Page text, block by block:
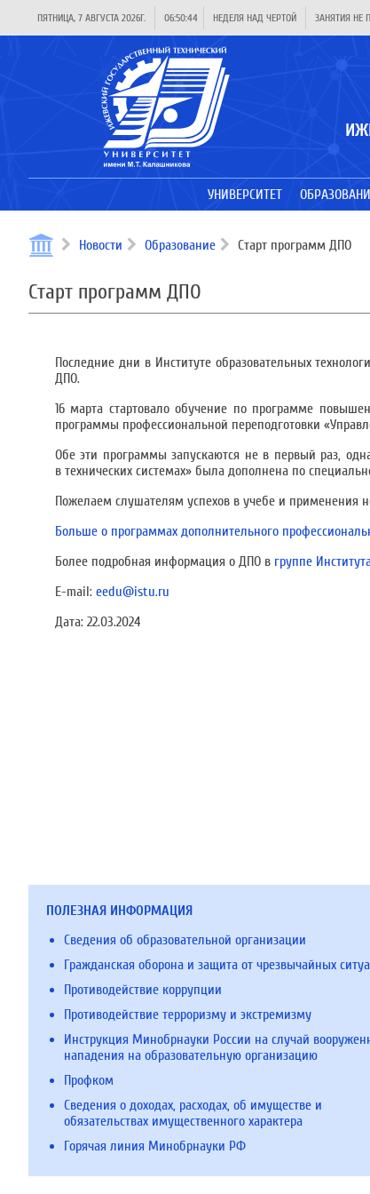
ПЯТНИЦА, 7 АВГУСТА 2026Г. 06:50:45 НЕДЕЛЯ НАД ЧЕРТОЙ ЗАНЯТИЯ НЕ
УНИВЕРСИТЕТ
Новости Образование Старт программ ДПО
Старт программ ДПО
Последние дни в Институте образовательных
ДПО.
16 марта стартовало обучение по программе
программы профессиональной переподготовки
Обе эти программы запускаются не в первый раз,
в технических системах» была дополнена по
Пожелаем слушателям успехов в учебе и применения
Больше о программах дополнительного
Более подробная информация о ДПО в группе
E-mail: eedu@istu.ru
Дата: 22.03.2024
ПОЛЕЗНАЯ ИНФОРМАЦИЯ
Сведения об образовательной организации
Гражданская оборона и защита от чрезвычайных
Противодействие коррупции
Противодействие терроризму и экстремизму
Инструкция Минобрнауки России на случай
нападения на образовательную организацию
Профком
Сведения о доходах, расходах, об имуществе и
обязательствах имущественного характера
Горячая линия Минобрнауки РФ